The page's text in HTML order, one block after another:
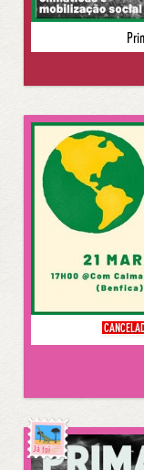
Já foi